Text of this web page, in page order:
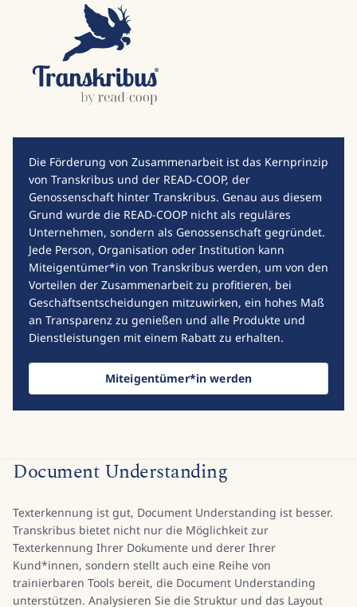
Die Förderung von Zusammenarbeit ist das Kernprinzip
von Transkribus und der READ-COOP, der
Genossenschaft hinter Transkribus. Genau aus diesem
Grund wurde die READ-COOP nicht als reguläres
Unternehmen, sondern als Genossenschaft gegründet.
Jede Person, Organisation oder Institution kann
Miteigentümer*in von Transkribus werden, um von den
Vorteilen der Zusammenarbeit zu profitieren, bei
Geschäftsentscheidungen mitzuwirken, ein hohes Maß
an Transparenz zu genießen und alle Produkte und
Dienstleistungen mit einem Rabatt zu erhalten.
Miteigentümer*in werden
Document Understanding
Texterkennung ist gut, Document Understanding ist besser.
Transkribus bietet nicht nur die Möglichkeit zur
Texterkennung Ihrer Dokumente und derer Ihrer
Kund*innen, sondern stellt auch eine Reihe von
trainierbaren Tools bereit, die Document Understanding
unterstützen. Analysieren Sie die Struktur und das Layout